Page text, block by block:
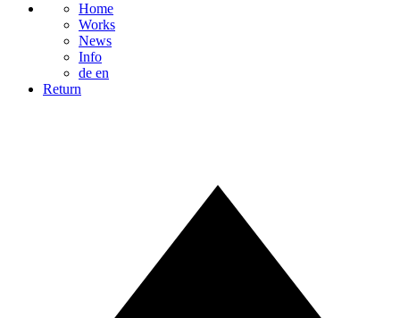
Home
Works
News
Info
de en
Return